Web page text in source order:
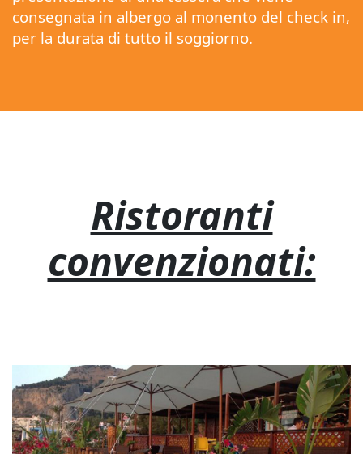
consegnata in albergo al monento del check in,
per la durata di tutto il soggiorno.
Ristoranti
convenzionati: